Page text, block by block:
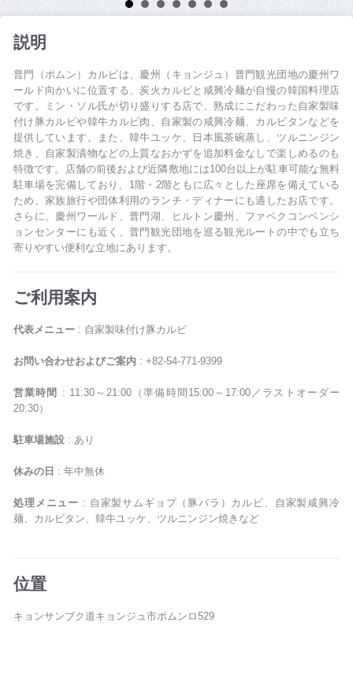
説明
普門（ポムン）カルビは、慶州（キョンジュ）普門観光団地の慶州ワ
ールド向かいに位置する、炭火カルビと咸興冷麺が自慢の韓国料理店
です。ミン・ソル氏が切り盛りする店で、熟成にこだわった自家製味
付け豚カルビや韓牛カルビ肉、自家製の咸興冷麺、カルビタンなどを
提供しています。また、韓牛ユッケ、日本風茶碗蒸し、ツルニンジン
焼き、自家製漬物などの上質なおかずを追加料金なしで楽しめるのも
特徴です。店舗の前後および近隣敷地には100台以上が駐車可能な無料
駐車場を完備しており、1階・2階ともに広々とした座席を備えている
ため、家族旅行や団体利用のランチ・ディナーにも適したお店です。
さらに、慶州ワールド、普門湖、ヒルトン慶州、ファベクコンベンシ
ョンセンターにも近く、普門観光団地を巡る観光ルートの中でも立ち
寄りやすい便利な立地にあります。
ご利用案内
代表メニュー : 自家製味付け豚カルビ
お問い合わせおよびご案内 : +82-54-771-9399
営業時間
: 11:30～21:00（準備時間15:00～17:00／ラストオーダー
20:30）
駐車場施設 : あり
休みの日 : 年中無休
処理メニュー : 自家製サムギョプ（豚バラ）カルビ、自家製咸興冷
麺、カルビタン、韓牛ユッケ、ツルニンジン焼きなど
位置
キョンサンブク道キョンジュ市ポムンロ529